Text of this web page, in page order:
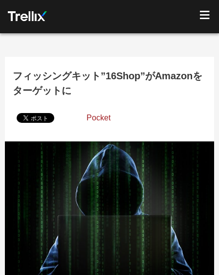
フィッシングキット”16Shop”がAmazonを
ターゲットに
Pocket